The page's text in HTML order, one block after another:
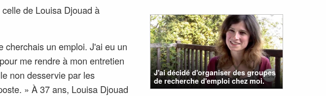
de Louisa Djouad à
cherchais un emploi. J'ai eu un
me rendre à mon entretien
non desservie par les
» À 37 ans, Louisa Djouad
J'ai décidé d'organiser des groupes
de recherche d'emploi chez moi.